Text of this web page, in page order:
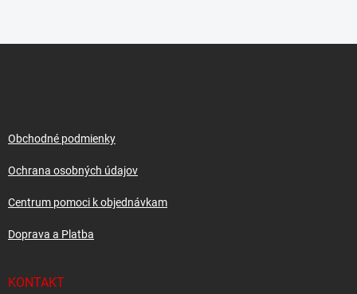
Obchodné podmienky
Ochrana osobných údajov
Centrum pomoci k objednávkam
Doprava a Platba
KONTAKT